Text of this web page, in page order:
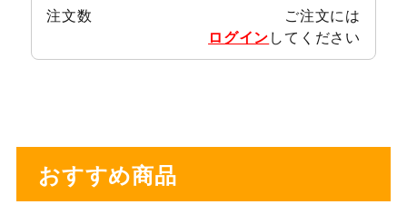
注文数
ご注文には
ログインしてください
おすすめ商品